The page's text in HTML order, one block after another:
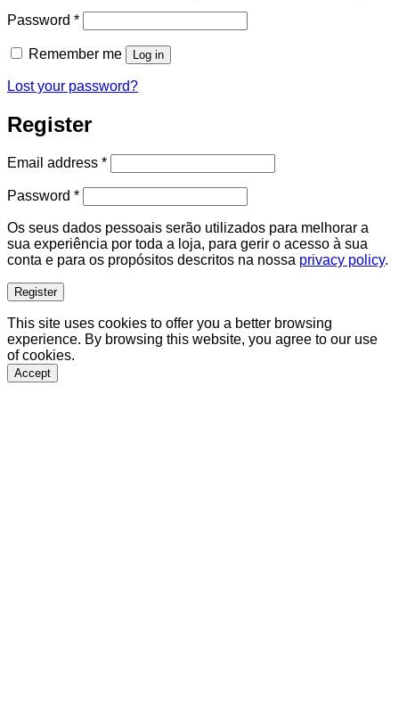
Password *Required
Remember me Log in
Lost your password?
Register
Email address *Required
Password *Required
Os seus dados pessoais serão utilizados para melhorar a
sua experiência por toda a loja, para gerir o acesso à sua
conta e para os propósitos descritos na nossa privacy policy.
Register
This site uses cookies to offer you a better browsing
experience. By browsing this website, you agree to our use
of cookies.
Accept